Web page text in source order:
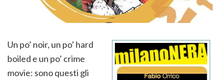
Un po’ noir, un po’ hard
boiled e un po’ crime
movie: sono questi gli